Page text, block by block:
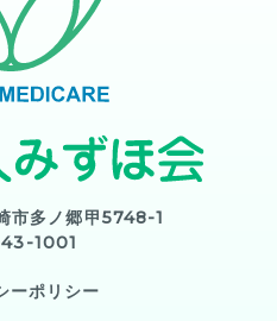
多ノ郷甲5748-1
1001
ーポリシー